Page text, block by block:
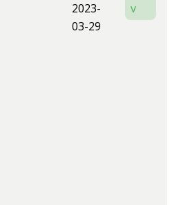
2023-
03-29
v